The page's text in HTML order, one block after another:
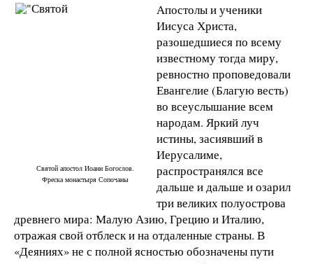
Святой апостол Иоанн Богослов.
Фреска монастыря Сопочаны
Апостолы и ученики
Иисуса Христа,
разошедшиеся по всему
известному тогда миру,
ревностно проповедовали
Евангелие (Благую весть)
во всеуслышание всем
народам. Яркий луч
истины, засиявший в
Иерусалиме,
распространялся все
дальше и дальше и озарил
три великих полуострова
древнего мира: Малую Азию, Грецию и Италию,
отражая свой отблеск и на отдаленные страны. В
«Деяниях» не с полной ясностью обозначены пути